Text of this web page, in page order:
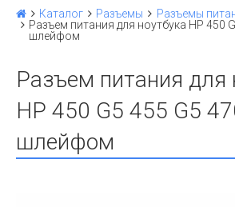
Каталог Разъемы
Разъемы
Разъем питания для ноутбука HP 450
шлейфом
Разъем питания для
HP 450 G5 455 G5
шлейфом